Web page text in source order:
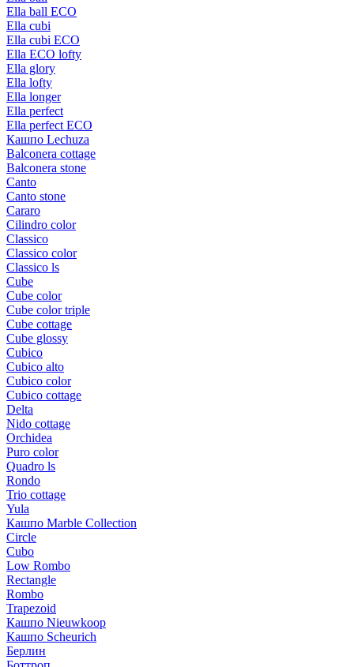
Ella ball ECO
Ella cubi
Ella cubi ECO
Ella ECO lofty
Ella glory
Ella lofty
Ella longer
Ella perfect
Ella perfect ECO
Кашпо Lechuza
Balconera cottage
Balconera stone
Canto
Canto stone
Cararo
Cilindro color
Classico
Classico color
Classico ls
Cube
Cube color
Cube color triple
Cube cottage
Cube glossy
Cubico
Cubico alto
Cubico color
Cubico cottage
Delta
Nido cottage
Orchidea
Puro color
Quadro ls
Rondo
Trio cottage
Yula
Кашпо Marble Collection
Circle
Cubo
Low Rombo
Rectangle
Rombo
Trapezoid
Кашпо Nieuwkoop
Кашпо Scheurich
Берлин